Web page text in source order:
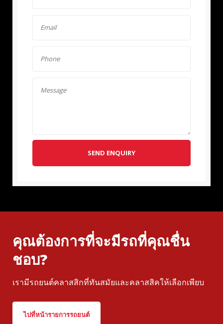
SEND ENQUIRY
คุณต้องการที่จะมีรถที่คุณชื่น
ชอบ?
เรามีรถยนต์คลาสสิกที่ทันสมัยและคลาสสิคให้เลือกเพียบ
ไปที่หน้ารายการรถยนต์